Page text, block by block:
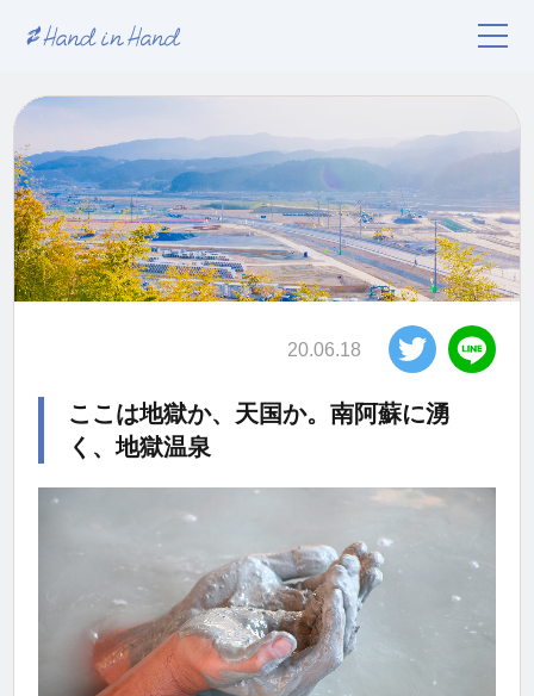
20.06.18
ここは地獄か、天国か。南阿蘇に湧
く、地獄温泉